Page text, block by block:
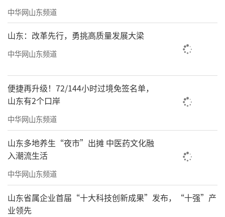
中华网山东频道
山东：改革先行，勇挑高质量发展大梁
中华网山东频道
便捷再升级！72/144小时过境免签名单，
山东有2个口岸
中华网山东频道
山东多地养生“夜市”出摊 中医药文化融
入潮流生活
中华网山东频道
山东省属企业首届“十大科技创新成果”发布，“十强”产
业领先